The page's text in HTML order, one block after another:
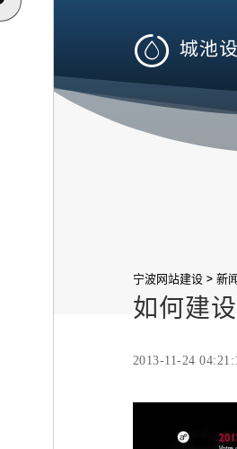

宁波网站建设> 新闻
如何建
2013-11-24